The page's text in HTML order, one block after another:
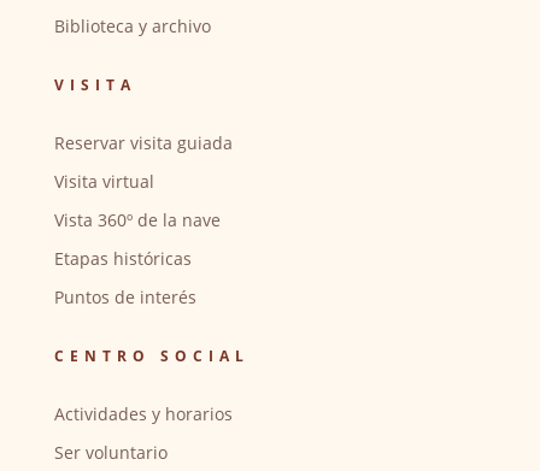
Biblioteca y archivo
VISITA
Reservar visita guiada
Visita virtual
Vista 360º de la nave
Etapas históricas
Puntos de interés
CENTRO SOCIAL
Actividades y horarios
Ser voluntario